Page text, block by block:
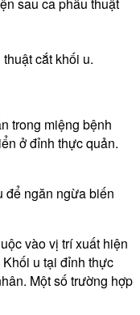
cắt khối u.
trong miệng bệnh
ở đỉnh thực quản.
để ngăn ngừa biến
vào vị trí xuất hiện
u tại đỉnh thực
Một số trường hợp